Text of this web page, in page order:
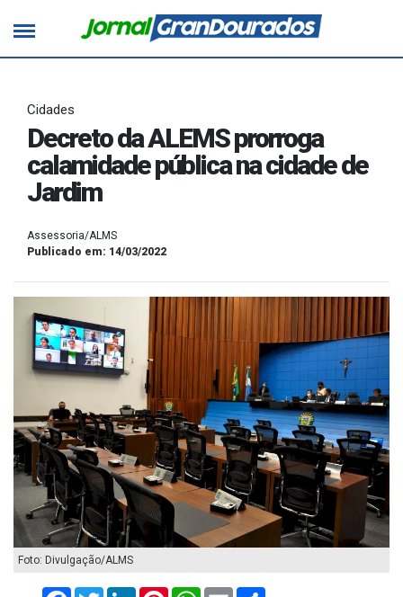
Cidades
Decreto da ALEMS prorroga
calamidade pública na cidade de
Jardim
Assessoria/ALMS
Publicado em: 14/03/2022
Foto: Divulgação/ALMS